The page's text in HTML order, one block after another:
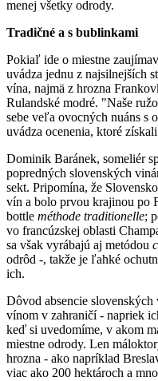
menej všetky odrody.
Tradičné a s bublinkami
Pokiaľ ide o miestne
uvádza jednu z najsilnejších
vína, najmä z hrozna
Rulandské modré. "Naše
sebe veľa ovocných nuáns s
uvádza ocenenia, ktoré
Dominik Baránek, someliér
popredných slovenských
sekt. Pripomína, že
vín a bolo prvou krajinou po
bottle méthode traditionelle;
vo francúzskej oblasti
sa však vyrábajú aj metódou
odrôd -, takže je ľahké
ich.
Dôvod absencie
vínom v zahraničí - napriek
keď si uvedomíme, v akom
miestne odrody. Len
hrozna - ako napríklad
viac ako 200 hektároch a